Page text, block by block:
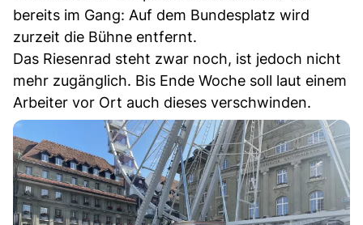
bereits im Gang: Auf dem Bundesplatz wird
zurzeit die Bühne entfernt.
Das Riesenrad steht zwar noch, ist jedoch nicht
mehr zugänglich. Bis Ende Woche soll laut einem
Arbeiter vor Ort auch dieses verschwinden.